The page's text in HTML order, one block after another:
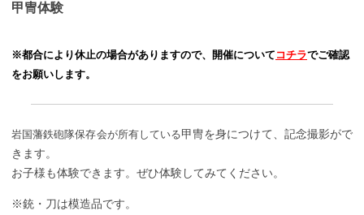
甲冑体験
※都合により休止の場合がありますので、開催について コチラでご確認
をお願いします。
岩国藩鉄砲隊保存会が所有している甲冑を身につけて、記念撮影がで
きます。
お子様も体験できます。 ぜひ体験してみてください。
※銃・刀は模造品です。